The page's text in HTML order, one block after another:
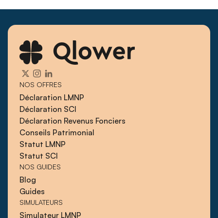
NOS OFFRES
Déclaration LMNP
Déclaration SCI
Déclaration Revenus Fonciers
Conseils Patrimonial
Statut LMNP
Statut SCI
NOS GUIDES
Blog
Guides
SIMULATEURS
Simulateur LMNP